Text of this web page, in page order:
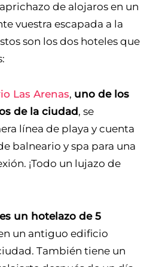
de alojaros en un
vuestra escapada a la
son los dos hoteles que
Las Arenas, uno de los
de la ciudad , se
línea de playa y cuenta
balneario y spa para una
¡Todo un lujazo de
es un hotelazo de 5
un antiguo edificio
También tiene un